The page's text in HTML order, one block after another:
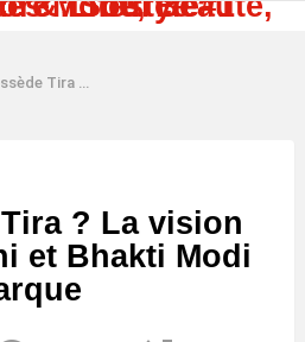
Ambani et Bhakti Modi derrière la marque
? La vision
et Bhakti Modi